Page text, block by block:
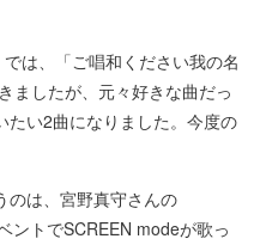
は、「ご唱和ください我の名
ましたが、元々好きな曲だっ
たい2曲になりました。今度の
のは、宮野真守さんの
ントでSCREEN modeが歌っ